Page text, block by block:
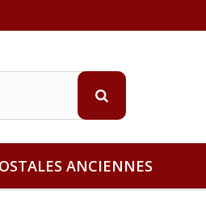
ANCIENNES